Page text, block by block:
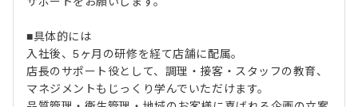
■具体的には
入社後、5ヶ月の研修を経て店舗に配属。
店長のサポート役として、調理・接客・スタッフの教育、
マネジメントもじっくり学んでいただけます。